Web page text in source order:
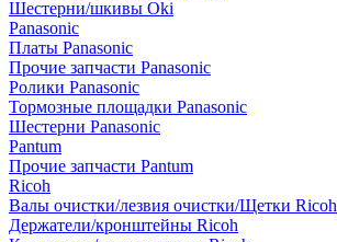
Шестерни/шкивы Oki
Panasonic
Платы Panasonic
Прочие запчасти Panasonic
Ролики Panasonic
Тормозные площадки Panasonic
Шестерни Panasonic
Pantum
Прочие запчасти Pantum
Ricoh
Валы очистки/лезвия очистки/Щетки Ricoh
Держатели/кронштейны Ricoh